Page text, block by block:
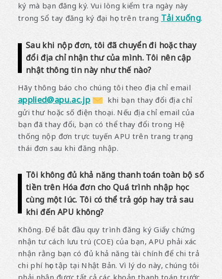
ký mà bạn đăng ký. Vui lòng kiểm tra ngày này
trong Sổ tay đăng ký đại học trên trang Tải xuống.
Sau khi nộp đơn, tôi đã chuyển đi hoặc thay
đổi địa chỉ nhận thư của mình. Tôi nên cập
nhật thông tin này như thế nào?
Hãy thông báo cho chúng tôi theo địa chỉ email
applied@apu.ac.jp
khi bạn thay đổi địa chỉ
gửi thư hoặc số điện thoại. Nếu địa chỉ email của
bạn đã thay đổi, bạn có thể thay đổi trong Hệ
thống nộp đơn trực tuyến APU trên trang trạng
thái đơn sau khi đăng nhập.
Tôi không đủ khả năng thanh toán toàn bộ số
tiền trên Hóa đơn cho Quá trình nhập học
cùng một lúc. Tôi có thể trả góp hay trả sau
khi đến APU không?
Không. Để bắt đầu quy trình đăng ký Giấy chứng
nhận tư cách lưu trú (COE) của bạn, APU phải xác
nhận rằng bạn có đủ khả năng tài chính để chi trả
chi phí học tập tại Nhật Bản. Vì lý do này, chúng tôi